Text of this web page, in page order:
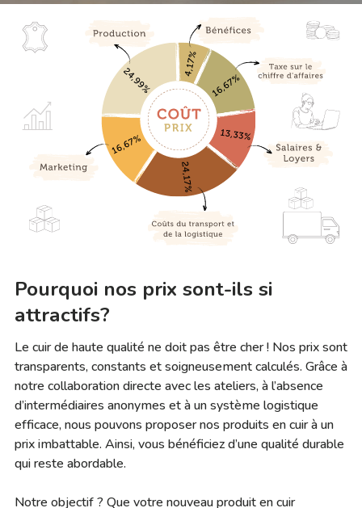
Pourquoi nos prix sont-ils si
attractifs?
Le cuir de haute qualité ne doit pas être cher ! Nos prix sont
transparents, constants et soigneusement calculés. Grâce à
notre collaboration directe avec les ateliers, à l’absence
d’intermédiaires anonymes et à un système logistique
efficace, nous pouvons proposer nos produits en cuir à un
prix imbattable. Ainsi, vous bénéficiez d’une qualité durable
qui reste abordable.
Notre objectif ? Que votre nouveau produit en cuir